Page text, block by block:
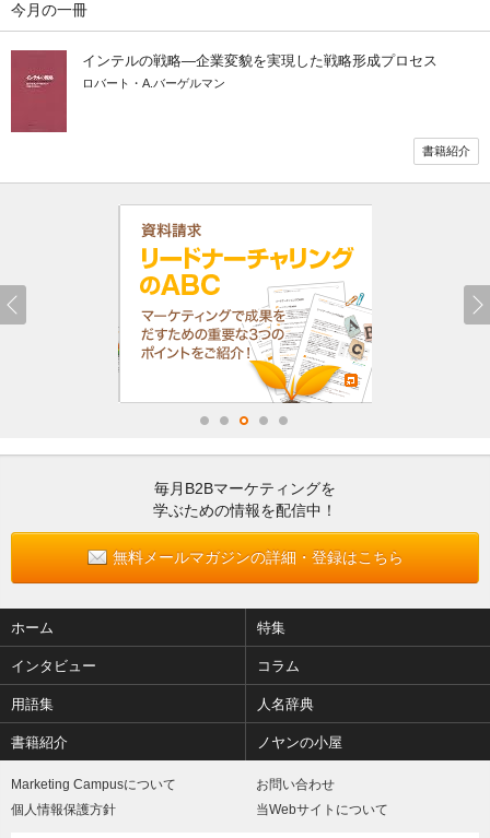
今月の一冊
インテルの戦略―企業変貌を実現した戦略形成プロセス
ロバート・A.バーゲルマン
書籍紹介
毎月B2Bマーケティングを
学ぶための情報を配信中！
無料メールマガジンの詳細・登録はこちら
ホーム 特集
インタビュー コラム
用語集 人名辞典
書籍紹介 ノヤンの小屋
Marketing Campusについて
お問い合わせ
個人情報保護方針
当Webサイトについて